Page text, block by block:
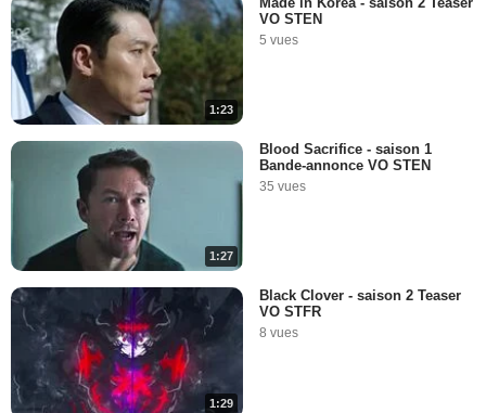
1:23
VO STEN
5 vues
1:27
Blood Sacrifice - saison 1
Bande-annonce VO STEN
35 vues
1:29
Black Clover - saison 2 Teaser
VO STFR
8 vues